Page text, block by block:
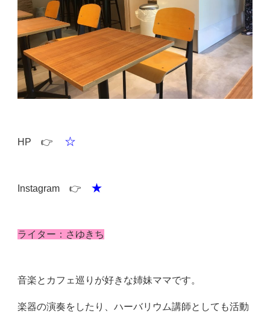
HP 👉 ☆
Instagram 👉 ★
ライター：さゆきち
音楽とカフェ巡りが好きな姉妹ママです。
楽器の演奏をしたり、ハーバリウム講師としても活動